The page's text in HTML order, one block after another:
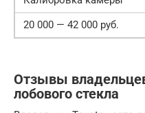
20 000 — 42 000 руб.
Отзывы
лобового стекла